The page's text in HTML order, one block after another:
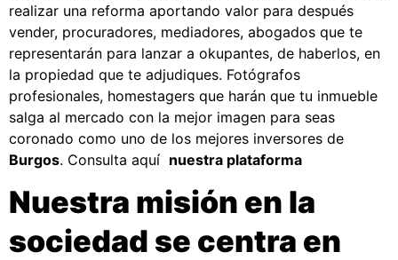
realizar una reforma aportando valor para después
vender, procuradores, mediadores, abogados que te
representarán para lanzar a okupantes, de haberlos, en
la propiedad que te adjudiques. Fotógrafos
profesionales, homestagers que harán que tu inmueble
salga al mercado con la mejor imagen para seas
coronado como uno de los mejores inversores de
Burgos. Consulta aquí nuestra plataforma
Nuestra misión en la
sociedad se centra en